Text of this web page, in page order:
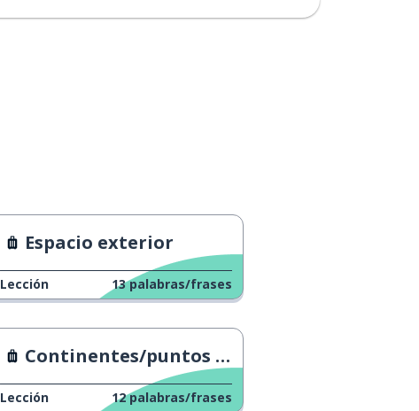
Espacio exterior
Lección 13 palabras/frases
Continentes/puntos cardinales
Lección 12 palabras/frases